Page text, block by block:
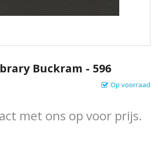
Buckram - 596
Op voorraad
met ons op voor prijs.